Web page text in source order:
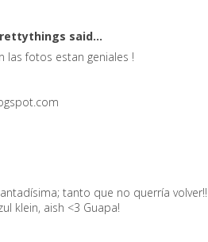
said...
las fotos estan geniales !
tanto que no querría volver!!
klein, aish <3 Guapa!